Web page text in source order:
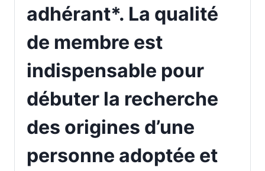
adhérant*. La qualité
de membre est
indispensable pour
débuter la recherche
des origines d’une
personne adoptée et